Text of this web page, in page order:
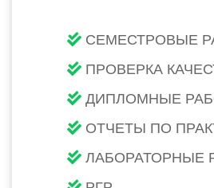
СЕМЕСТРОВЫЕ
ПРОВЕРКА
ДИПЛОМНЫЕ
ОТЧЕТЫ ПО
ЛАБОРАТОРНЫЕ